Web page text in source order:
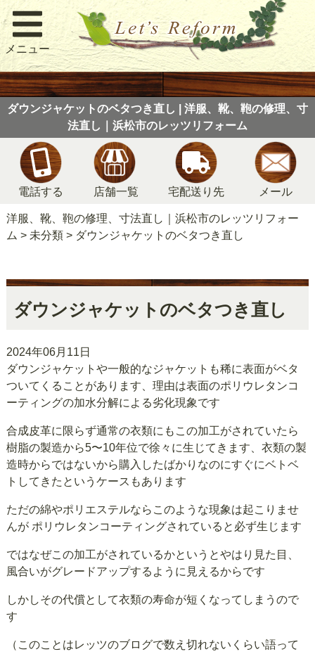
メニュー
ダウンジャケットのベタつき直し | 洋服、靴、鞄の修理、寸
法直し｜浜松市のレッツリフォーム
電話する 店舗一覧 宅配送り先 メール
洋服、靴、鞄の修理、寸法直し｜浜松市のレッツリフォー
ム > 未分類> ダウンジャケットのベタつき直し
ダウンジャケットのベタつき直し
2024年06月11日
ダウンジャケットや一般的なジャケットも稀に表面がベタ
ついてくることがあります、理由は表面のポリウレタンコ
ーティングの加水分解による劣化現象です
合成皮革に限らず通常の衣類にもこの加工がされていたら
樹脂の製造から5〜10年位で徐々に生じてきます、衣類の製
造時からではないから購入したばかりなのにすぐにベトベ
トしてきたというケースもあります
ただの綿やポリエステルならこのような現象は起こりませ
んが ポリウレタンコーティングされていると必ず生じます
ではなぜこの加工がされているかというとやはり見た目、
風合いがグレードアップするように見えるからです
しかしその代償として衣類の寿命が短くなってしまうので
す
（このことはレッツのブログで数え切れないくらい語って